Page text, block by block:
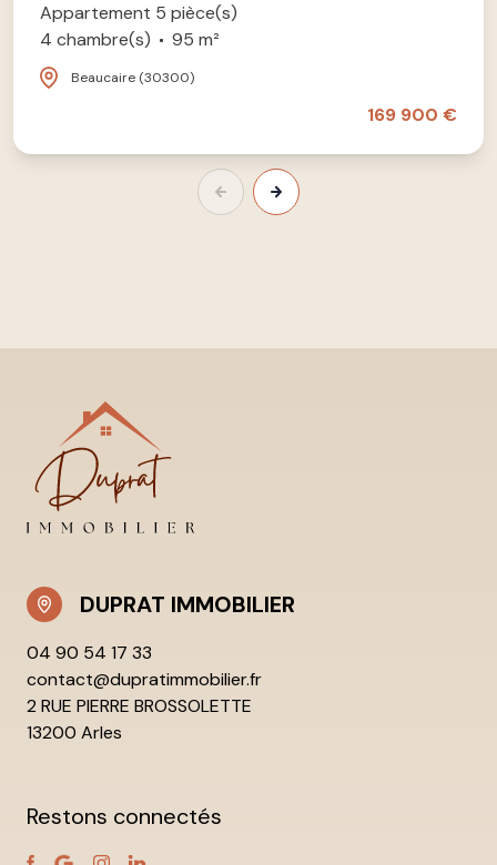
Appartement 5 pièce(s)
4 chambre(s)
95 m²
Beaucaire (30300)
169 900 €
DUPRAT IMMOBILIER
04 90 54 17 33
contact@dupratimmobilier.fr
2 RUE PIERRE BROSSOLETTE
13200 Arles
Restons connectés